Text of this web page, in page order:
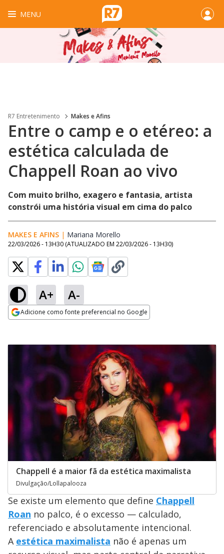
MENU
R7 Entretenimento Makes e Afins
Entre o camp e o etéreo: a
estética calculada de
Chappell Roan ao vivo
Com muito brilho, exagero e fantasia, artista
constrói uma história visual em cima do palco
MAKES E AFINS | Mariana Morello
22/03/2026 - 13H30 (ATUALIZADO EM 22/03/2026 - 13H30)
A+ A-
Adicione como fonte preferencial no Google
Chappell é a maior fã da estética maximalista
Divulgação/Lollapalooza
Se existe um elemento que define Chappell
Roan no palco, é o excesso — calculado,
referenciado e absolutamente intencional.
A estética maximalista não é apenas um